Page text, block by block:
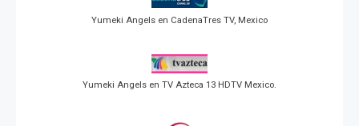
Yumeki Angels en CadenaTres TV, Mexico
Yumeki Angels en TV Azteca 13 HDTV Mexico.